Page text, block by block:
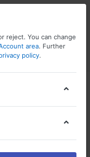
Wishlist
plaquénil
reject. You can change
area. Further
policy.